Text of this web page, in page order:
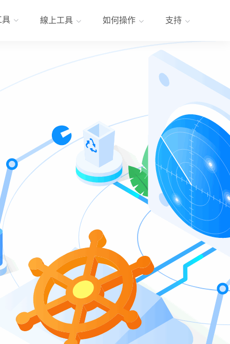
具 線上工具 如何操作 支持